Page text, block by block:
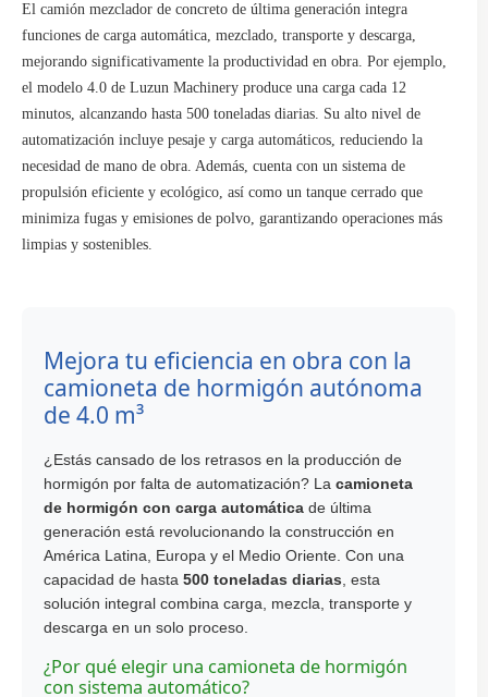
El camión mezclador de concreto de última generación integra
funciones de carga automática, mezclado, transporte y descarga,
mejorando significativamente la productividad en obra. Por ejemplo,
el modelo 4.0 de Luzun Machinery produce una carga cada 12
minutos, alcanzando hasta 500 toneladas diarias. Su alto nivel de
automatización incluye pesaje y carga automáticos, reduciendo la
necesidad de mano de obra. Además, cuenta con un sistema de
propulsión eficiente y ecológico, así como un tanque cerrado que
minimiza fugas y emisiones de polvo, garantizando operaciones más
limpias y sostenibles.
Mejora tu eficiencia en obra con la
camioneta de hormigón autónoma
de 4.0 m³
¿Estás cansado de los retrasos en la producción de
hormigón por falta de automatización? La camioneta
de hormigón con carga automática de última
generación está revolucionando la construcción en
América Latina, Europa y el Medio Oriente. Con una
capacidad de hasta 500 toneladas diarias , esta
solución integral combina carga, mezcla, transporte y
descarga en un solo proceso.
¿Por qué elegir una camioneta de hormigón
con sistema automático?